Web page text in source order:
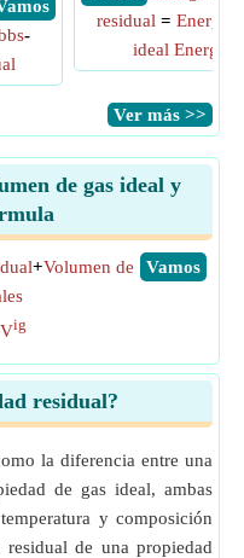
-
residual = Energía
ideal Energía
​Ver más >>
de gas ideal y
​Vamos
+Volumen de
Vig
residual?
la diferencia entre una
de gas ideal, ambas
y composición
de una propiedad